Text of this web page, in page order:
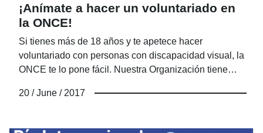
¡Anímate a hacer un voluntariado en
la ONCE!
Si tienes más de 18 años y te apetece hacer
voluntariado con personas con discapacidad visual, la
ONCE te lo pone fácil. Nuestra Organización tiene
personas que forman parte de ella y por eso te
20 / June / 2017